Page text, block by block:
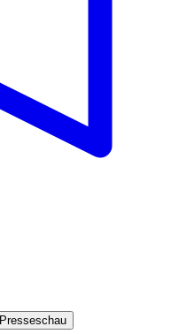
Presseschau